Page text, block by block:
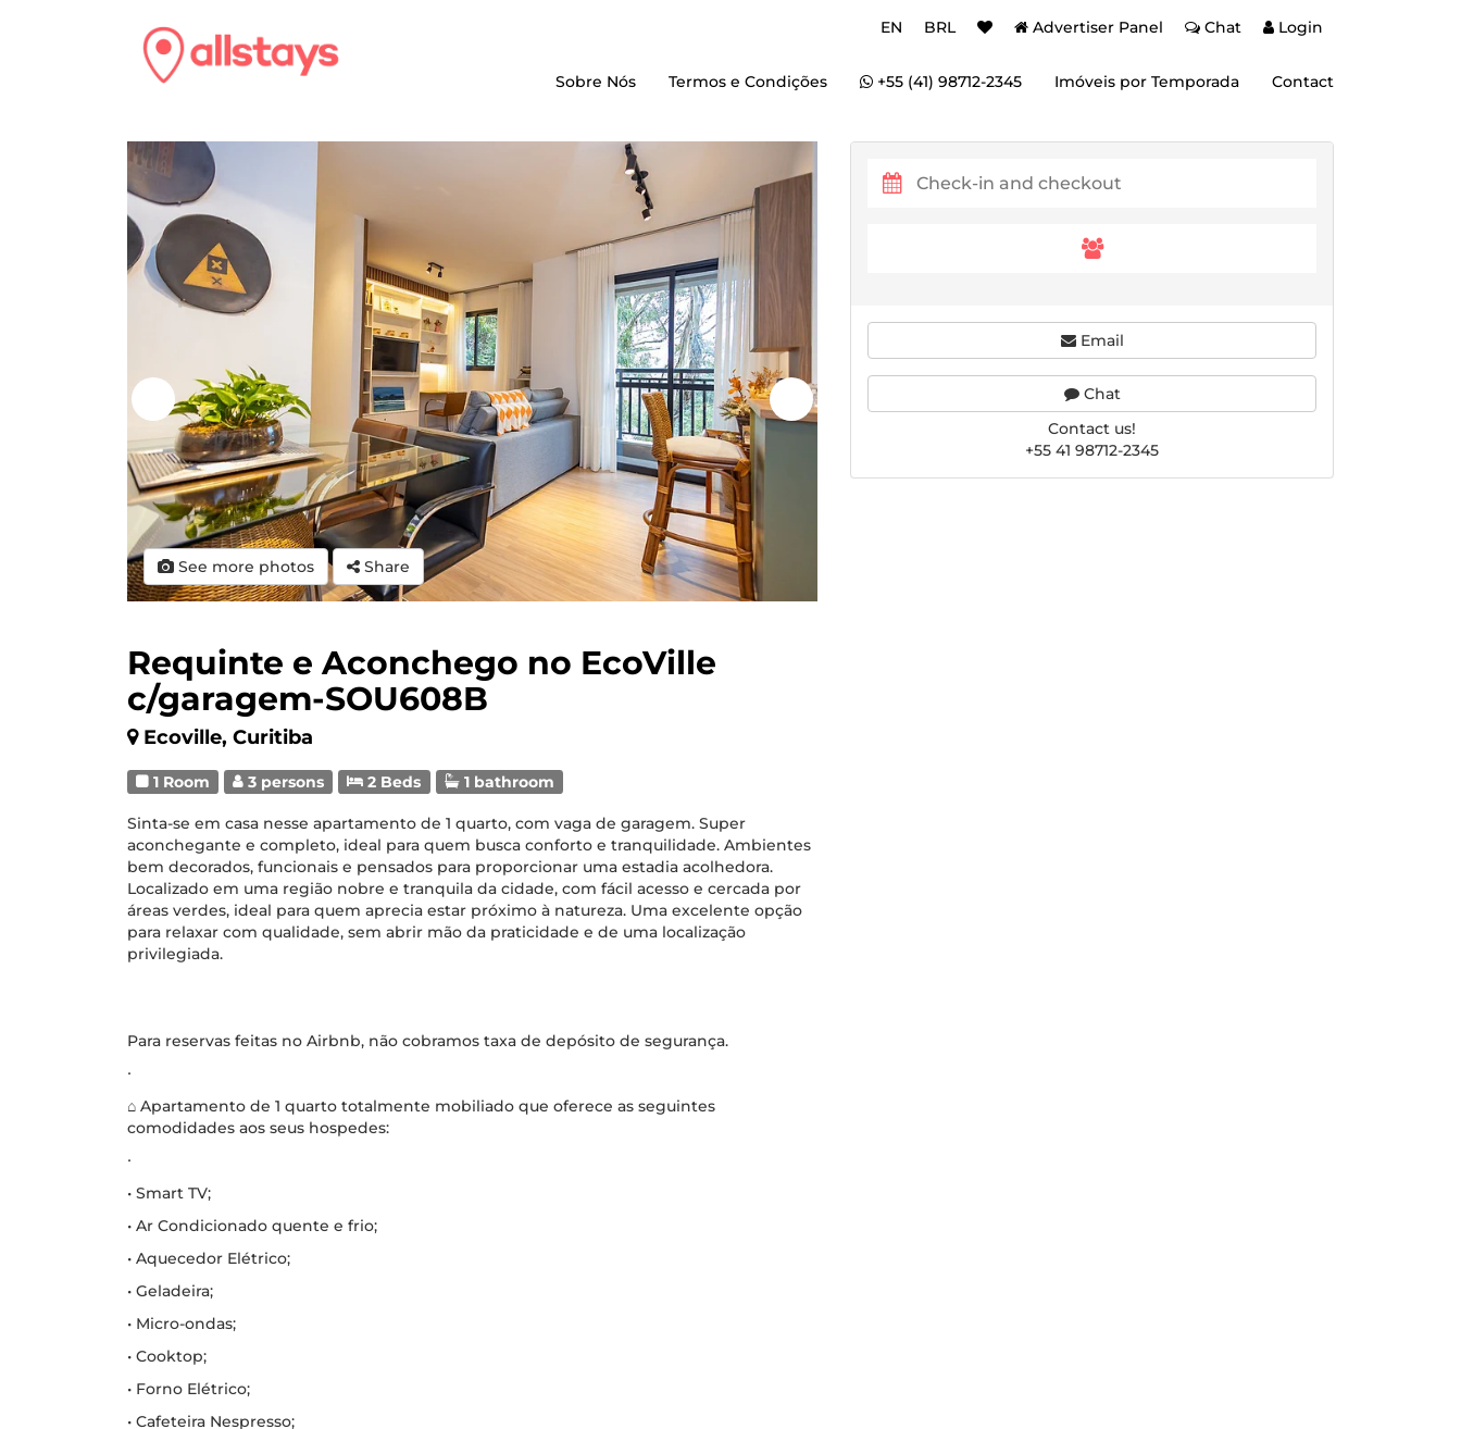
EN BRL Advertiser Panel Chat Login
Sobre Nós Termos e Condições +55 (41) 98712-2345 Imóveis por Temporada Contact
See more photos Share
Requinte e Aconchego no EcoVille
c/garagem-SOU608B
Ecoville, Curitiba
1 Room 3 persons 2 Beds 1 bathroom
Sinta-se em casa nesse apartamento de 1 quarto, com vaga de garagem. Super
aconchegante e completo, ideal para quem busca conforto e tranquilidade. Ambientes
bem decorados, funcionais e pensados para proporcionar uma estadia acolhedora.
Localizado em uma região nobre e tranquila da cidade, com fácil acesso e cercada por
áreas verdes, ideal para quem aprecia estar próximo à natureza. Uma excelente opção
para relaxar com qualidade, sem abrir mão da praticidade e de uma localização
privilegiada.
Para reservas feitas no Airbnb, não cobramos taxa de depósito de segurança.
∙
⌂ Apartamento de 1 quarto totalmente mobiliado que oferece as seguintes
comodidades aos seus hospedes:
∙
• Smart TV;
• Ar Condicionado quente e frio;
• Aquecedor Elétrico;
• Geladeira;
• Micro-ondas;
• Cooktop;
• Forno Elétrico;
• Cafeteira Nespresso;
Email
Chat
Contact us!
+55 41 98712-2345